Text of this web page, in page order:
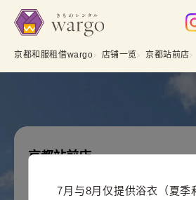
京都和服租借wargo 店铺一览 京都站前店
7月与8月仅提供浴衣（夏季
京都站前店